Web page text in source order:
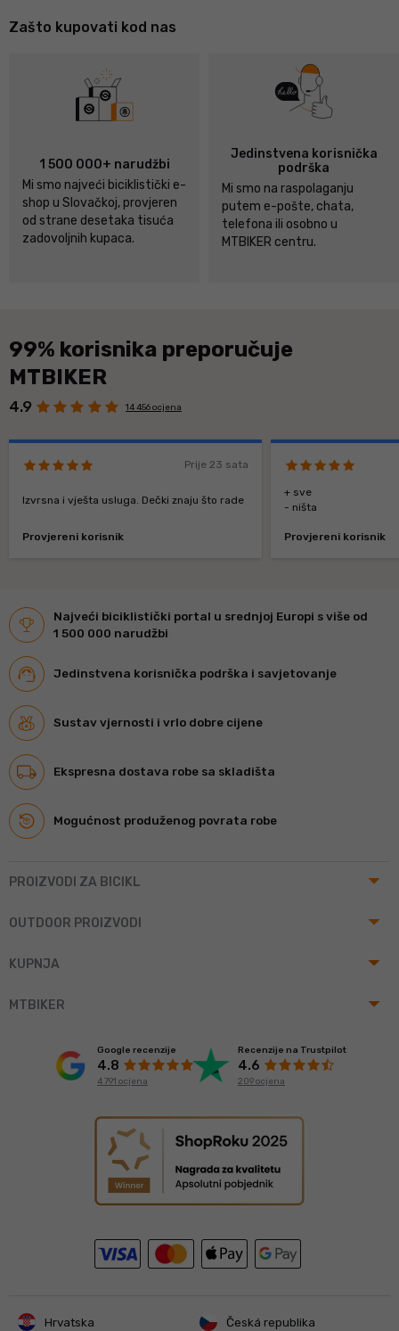
Zašto kupovati kod nas
1 500 000+ narudžbi
Mi smo najveći biciklistički e-
shop u Slovačkoj, provjeren
od strane desetaka tisuća
zadovoljnih kupaca.
Jedinstvena korisnička
podrška
Mi smo na raspolaganju
putem e-pošte, chata,
telefona ili osobno u
MTBIKER centru.
99% korisnika preporučuje
MTBIKER
4.9 14 456 ocjena
Prije 23 sata
Izvrsna i vješta usluga. Dečki znaju što rade
Provjereni korisnik
+ sve
- ništa
Provjereni korisnik
Najveći biciklistički portal u srednjoj Europi s više od
1 500 000 narudžbi
Jedinstvena korisnička podrška i savjetovanje
Sustav vjernosti i vrlo dobre cijene
Ekspresna dostava robe sa skladišta
Mogućnost produženog povrata robe
arrow_drop_up
PROIZVODI ZA BICIKL
arrow_drop_up
OUTDOOR PROIZVODI
arrow_drop_up
KUPNJA
arrow_drop_up
MTBIKER
Google recenzije
4.8
4 791 ocjena
Recenzije na Trustpilot
4.6
209 ocjena
Hrvatska Česká republika